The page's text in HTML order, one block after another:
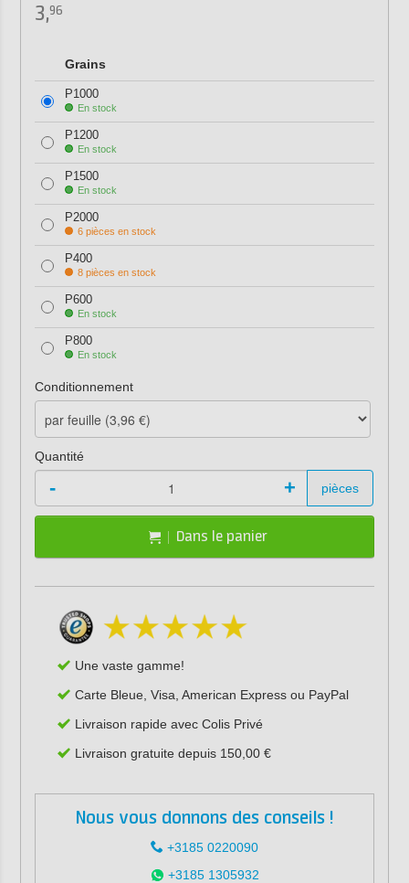
3,96
Grains
P1000
En stock
P1200
En stock
P1500
En stock
P2000
6 pièces en stock
P400
8 pièces en stock
P600
En stock
P800
En stock
Conditionnement
Quantité
- + pièces
Dans le panier
Une vaste gamme!
Carte Bleue, Visa, American Express ou PayPal
Livraison rapide avec Colis Privé
Livraison gratuite depuis 150,00 €
Nous vous donnons des conseils !
+3185 0220090
+3185 1305932